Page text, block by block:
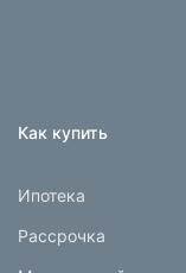
Как купить
Ипотека
Рассрочка